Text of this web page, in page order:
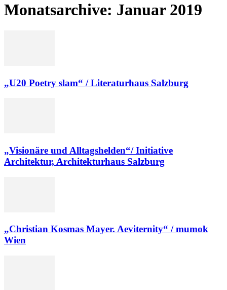
Monatsarchive: Januar 2019
„U20 Poetry slam“ / Literaturhaus Salzburg
„Visionäre und Alltagshelden“/ Initiative
Architektur, Architekturhaus Salzburg
„Christian Kosmas Mayer. Aeviternity“ / mumok
Wien